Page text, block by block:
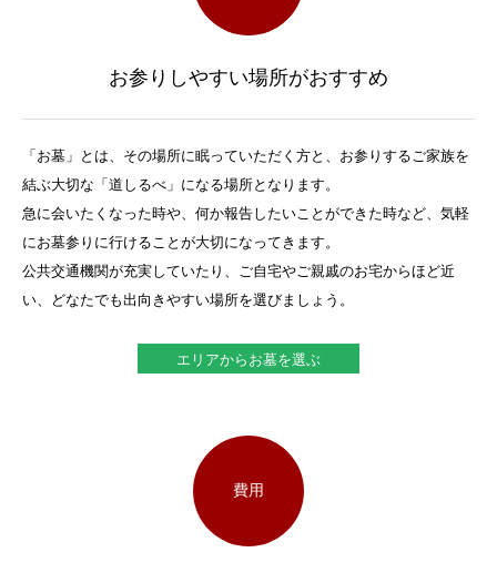
お参りしやすい場所がおすすめ
「お墓」とは、その場所に眠っていただく方と、お参りするご家族を
結ぶ大切な「道しるべ」になる場所となります。
急に会いたくなった時や、何か報告したいことができた時など、気軽
にお墓参りに行けることが大切になってきます。
公共交通機関が充実していたり、ご自宅やご親戚のお宅からほど近
い、どなたでも出向きやすい場所を選びましょう。
エリアからお墓を選ぶ
費用